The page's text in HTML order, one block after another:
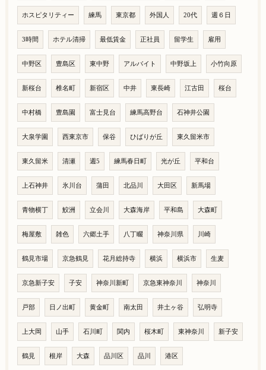
ホスピタリティー 練馬 東京都 外国人 20代 週６日
3時間 ホテル清掃 最低賃金 正社員 留学生 雇用
中野区 豊島区 東中野 アルバイト 中野坂上 小竹向原
新桜台 椎名町 新宿区 中井 東長崎 江古田 桜台
中村橋 豊島園 富士見台 練馬高野台 石神井公園
大泉学園 西東京市 保谷 ひばりが丘 東久留米市
東久留米 清瀬 週5 練馬春日町 光が丘 平和台
上石神井 氷川台 蒲田 北品川 大田区 新馬場
青物横丁 鮫洲 立会川 大森海岸 平和島 大森町
梅屋敷 雑色 六郷土手 八丁畷 神奈川県 川崎
鶴見市場 京急鶴見 花月総持寺 横浜 横浜市 生麦
京急新子安 子安 神奈川新町 京急東神奈川 神奈川
戸部 日ノ出町 黄金町 南太田 井土ヶ谷 弘明寺
上大岡 山手 石川町 関内 桜木町 東神奈川 新子安
鶴見 根岸 大森 品川区 品川 港区